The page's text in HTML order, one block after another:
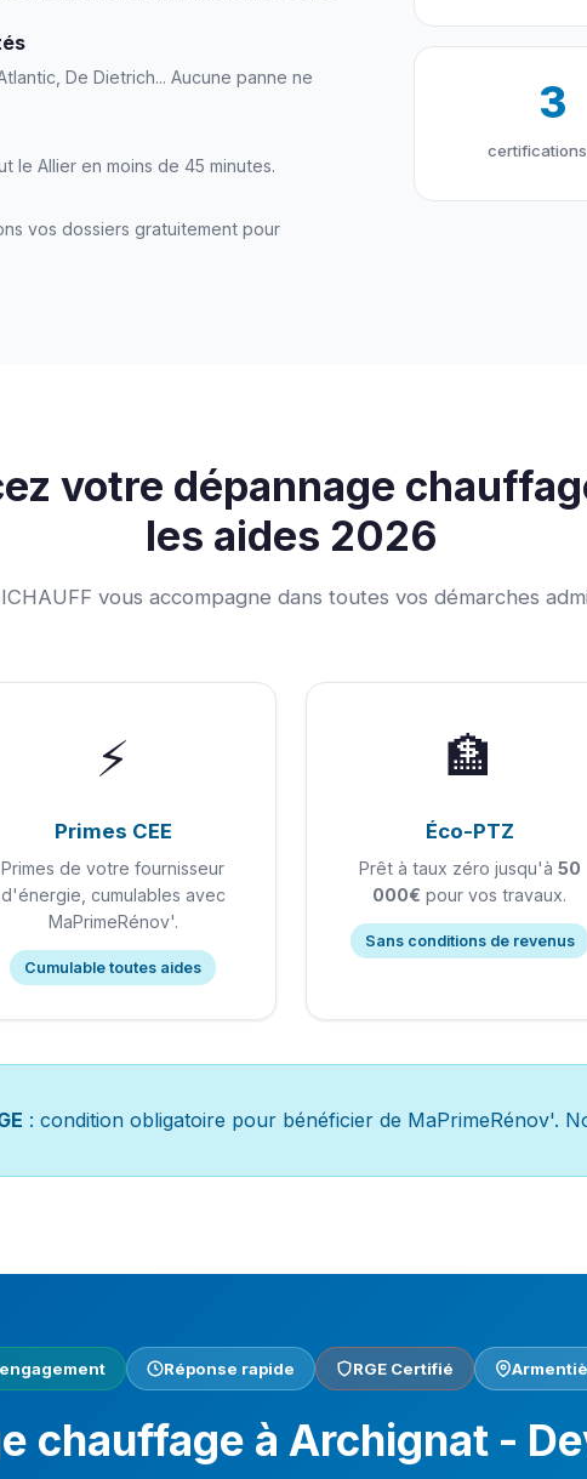
De Dietrich... Aucune panne ne
le Allier en moins de 45 minutes.
vos dossiers gratuitement pour
3
votre dépannage
les aides 2026
vous accompagne dans toutes vos démarches
⚡
Primes CEE
Primes de votre fournisseur
d'énergie, cumulables avec
MaPrimeRénov'.
Cumulable toutes aides
🏦
Éco-PTZ
Prêt à taux zéro jusqu'à 50
000€ pour vos travaux.
Sans conditions de revenus
: condition obligatoire pour bénéficier de MaPrimeRénov'.
Réponse rapide RGE Certifié
chauffage à Archignat -